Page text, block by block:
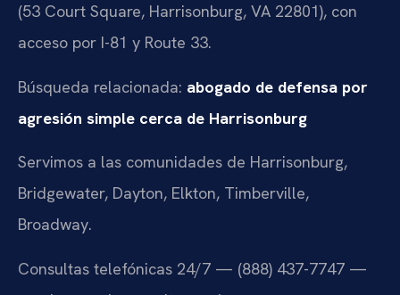
(53 Court Square, Harrisonburg, VA 22801), con
acceso por I-81 y Route 33.
Búsqueda relacionada: abogado de defensa por
agresión simple cerca de Harrisonburg
Servimos a las comunidades de Harrisonburg,
Bridgewater, Dayton, Elkton, Timberville,
Broadway.
Consultas telefónicas 24/7 — (888) 437-7747 —